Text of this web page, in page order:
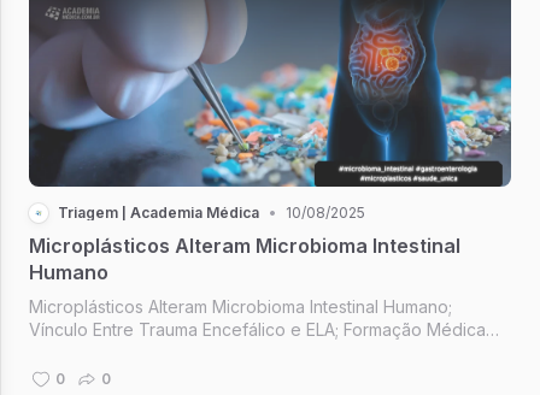
Triagem | Academia Médica • 10/08/2025
Microplásticos Alteram Microbioma Intestinal
Humano
Microplásticos Alteram Microbioma Intestinal Humano;
Vínculo Entre Trauma Encefálico e ELA; Formação Médica
Arrume a sua cama.
0 0